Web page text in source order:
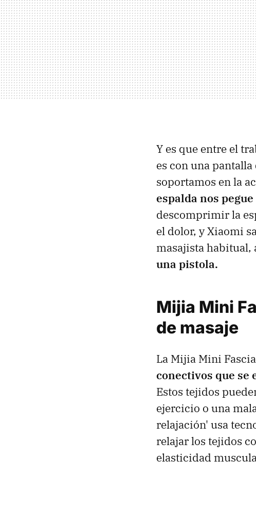
Y es que entre el
es con una
soportamos en la
espalda nos
descomprimir la
el dolor, y Xiaomi
masajista habitual,
una pistola.
Mijia Mini
de masaje
La Mijia Mini
conectivos que se
Estos tejidos
ejercicio o una
relajación' usa
relajar los tejidos
elasticidad